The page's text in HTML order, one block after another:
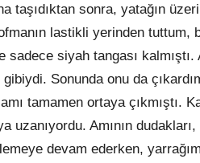
taşıdıktan sonra, yatağın
lastikli yerinden tuttum,
sadece siyah tangası
Sonunda onu da
tamamen ortaya çıkmıştı.
uzanıyordu. Amının
devam ederken,